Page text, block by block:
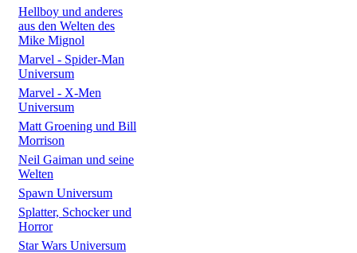
Hellboy und anderes
aus den Welten des
Mike Mignol
Marvel - Spider-Man
Universum
Marvel - X-Men
Universum
Matt Groening und Bill
Morrison
Neil Gaiman und seine
Welten
Spawn Universum
Splatter, Schocker und
Horror
Star Wars Universum